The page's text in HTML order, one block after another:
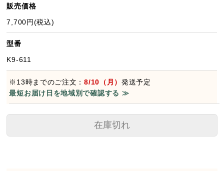
販売価格
7,700円(税込)
型番
K9-611
※13時までのご注文：8/10（月）発送予定
最短お届け日を地域別で確認する ≫
在庫切れ